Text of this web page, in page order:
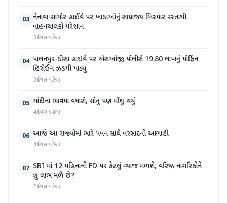
03 નેનાવા-સાંચોર હાઈવે પર ખાડાઓનું સામ્રાજ્ય બિસ્માર રસ્તાથી
વાહનચાલકો પરેશાન
3 દિવસ પહેલા
04 પાલનપુર-ડીસા હાઇવે પર એસઓજી પોલીસે 19.80 લાખનું મોર્ફિન
હિરોઈન ઝડપી પાડ્યું
3 દિવસ પહેલા
05 ચાંદીના ભાવમાં વધારો, સોનું પણ મોંઘુ થયું
4 દિવસ પહેલા
06 આજે આ રાજ્યોમાં ભારે પવન સાથે વરસાદની આગાહી
4 દિવસ પહેલા
07 SBI માં 12 મહિનાની FD પર કેટલું વ્યાજ મળશે, વરિષ્ઠ નાગરિકોને
શું લાભ મળે છે?
2 દિવસ પહેલા